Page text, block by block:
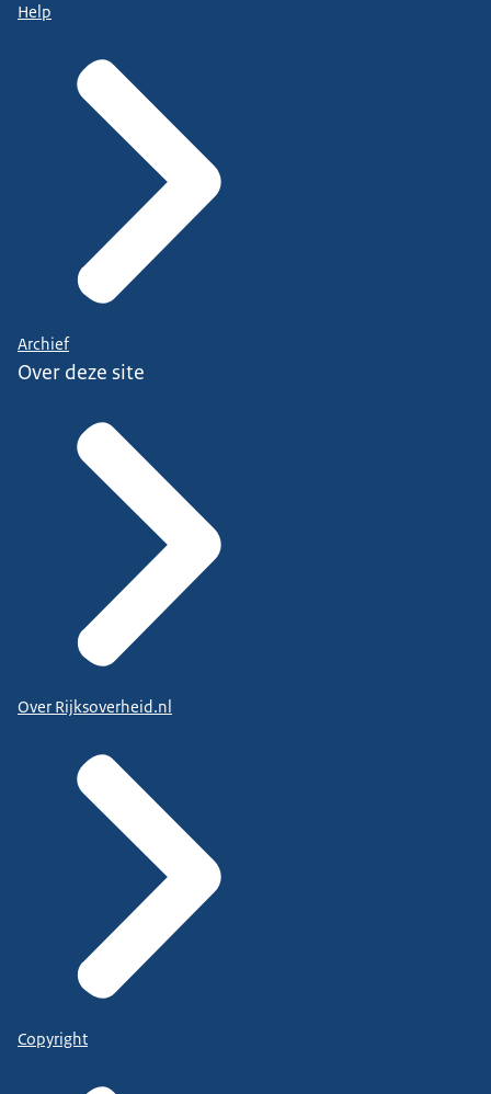
Help
Archief
Over deze site
Over Rijksoverheid.nl
Copyright